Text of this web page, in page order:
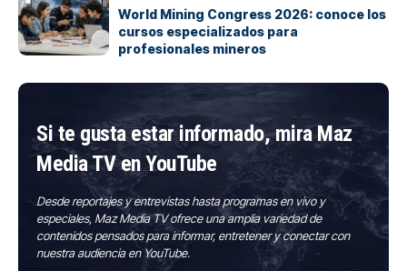
World Mining Congress 2026: conoce los
cursos especializados para
profesionales mineros
Si te gusta estar informado, mira Maz
Media TV en YouTube
Desde reportajes y entrevistas hasta programas en vivo y
especiales, Maz Media TV ofrece una amplia variedad de
contenidos pensados para informar, entretener y conectar con
nuestra audiencia en YouTube.